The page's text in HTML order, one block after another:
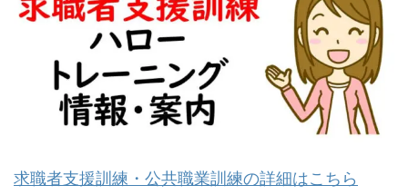
求職者支援訓練・公共職業訓練の詳細はこちら